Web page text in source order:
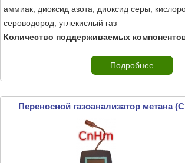
аммиак; диоксид азота; диоксид серы;
сероводород; углекислый газ
Количество поддерживаемых
Подробнее
Переносной газоанализатор метана